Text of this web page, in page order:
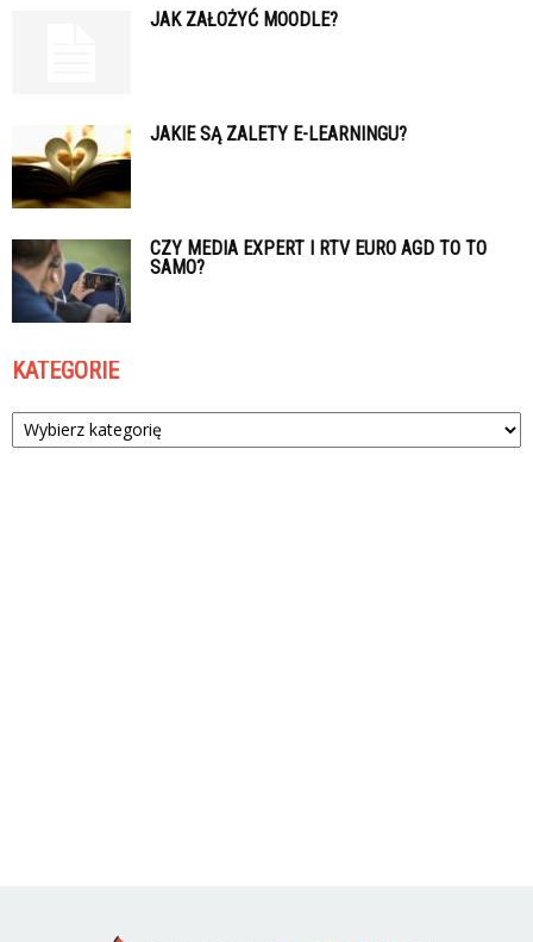
JAK ZAŁOŻYĆ MOODLE?
JAKIE SĄ ZALETY E-LEARNINGU?
CZY MEDIA EXPERT I RTV EURO AGD TO TO
SAMO?
KATEGORIE
Kategorie